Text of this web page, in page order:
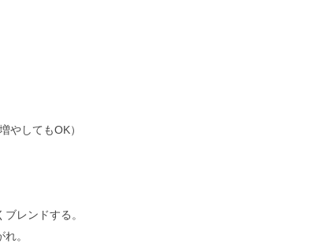
やしてもOK）
レンドする。
。